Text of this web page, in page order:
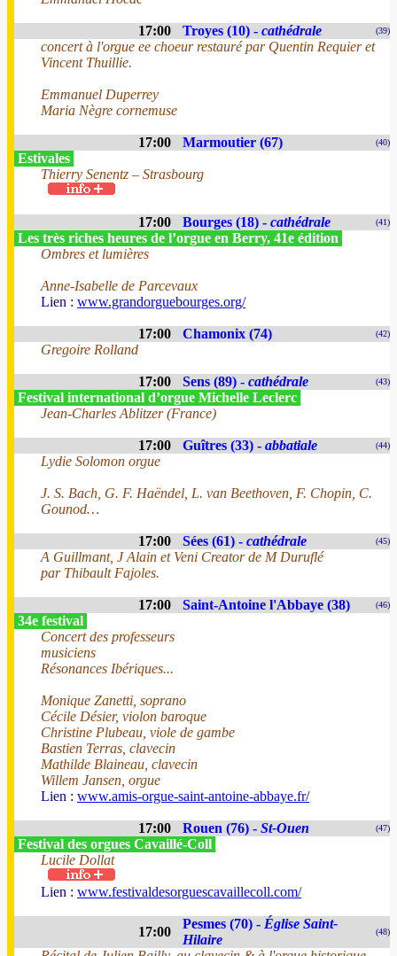
17:00 Troyes (10) - cathédrale (39)
concert à l'orgue ee choeur restauré par Quentin Requier et
Vincent Thuillie.
Emmanuel Duperrey
Maria Nègre cornemuse
17:00 Marmoutier (67) (40)
Estivales
Thierry Senentz – Strasbourg
17:00 Bourges (18) - cathédrale (41)
Les très riches heures de l’orgue en Berry, 41e édition
Ombres et lumières
Anne-Isabelle de Parcevaux
Lien : www.grandorguebourges.org/
17:00 Chamonix (74) (42)
Gregoire Rolland
17:00 Sens (89) - cathédrale (43)
Festival international d’orgue Michelle Leclerc
Jean-Charles Ablitzer (France)
17:00 Guîtres (33) - abbatiale (44)
Lydie Solomon orgue
J. S. Bach, G. F. Haëndel, L. van Beethoven, F. Chopin, C.
Gounod…
17:00 Sées (61) - cathédrale (45)
A Guillmant, J Alain et Veni Creator de M Duruflé
par Thibault Fajoles.
17:00 Saint-Antoine l'Abbaye (38) (46)
34e festival
Concert des professeurs
musiciens
Résonances Ibériques...
Monique Zanetti, soprano
Cécile Désier, violon baroque
Christine Plubeau, viole de gambe
Bastien Terras, clavecin
Mathilde Blaineau, clavecin
Willem Jansen, orgue
Lien : www.amis-orgue-saint-antoine-abbaye.fr/
17:00 Rouen (76) - St-Ouen (47)
Festival des orgues Cavaillé-Coll
Lucile Dollat
Lien : www.festivaldesorguescavaillecoll.com/
17:00
Pesmes (70) - Église Saint-
Hilaire
(48)